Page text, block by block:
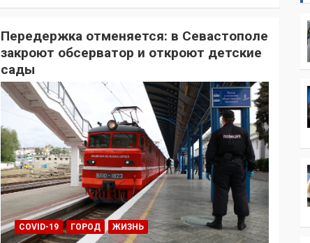
Передержка отменяется: в Севастополе
закроют обсерватор и откроют детские
сады
COVID-19 ГОРОД ЖИЗНЬ